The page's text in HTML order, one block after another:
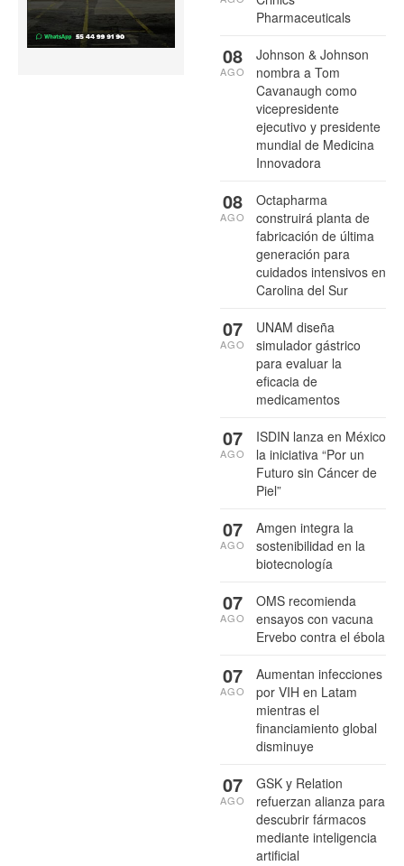
Pharmaceuticals
Johnson & Johnson
nombra a Tom
Cavanaugh como
vicepresidente
ejecutivo y presidente
mundial de Medicina
Innovadora
08
AGO
Octapharma
construirá planta de
fabricación de última
generación para
cuidados intensivos en
Carolina del Sur
08
AGO
UNAM diseña
simulador gástrico
para evaluar la
eficacia de
medicamentos
07
AGO
ISDIN lanza en México
la iniciativa “Por un
Futuro sin Cáncer de
Piel”
07
AGO
Amgen integra la
sostenibilidad en la
biotecnología
07
AGO
OMS recomienda
ensayos con vacuna
Ervebo contra el ébola
07
AGO
Aumentan infecciones
por VIH en Latam
mientras el
financiamiento global
disminuye
07
AGO
GSK y Relation
refuerzan alianza para
descubrir fármacos
mediante inteligencia
artificial
07
AGO